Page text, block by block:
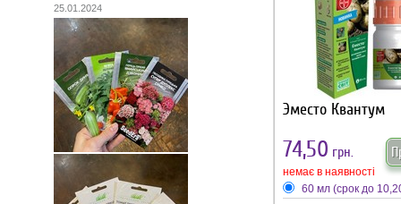
25.01.2024
Эместо Квантум
74,50 грн.
немає в наявності
60 мл (срок до